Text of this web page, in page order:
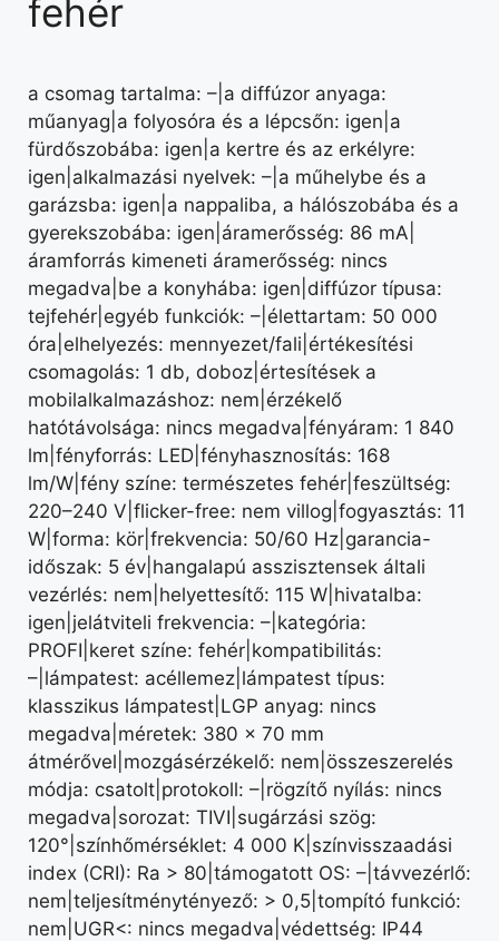
fehér
a csomag tartalma: –|a diffúzor anyaga:
műanyag|a folyosóra és a lépcsőn: igen|a
fürdőszobába: igen|a kertre és az erkélyre:
igen|alkalmazási nyelvek: –|a műhelybe és a
garázsba: igen|a nappaliba, a hálószobába és a
gyerekszobába: igen|áramerősség: 86 mA|
áramforrás kimeneti áramerősség: nincs
megadva|be a konyhába: igen|diffúzor típusa:
tejfehér|egyéb funkciók: –|élettartam: 50 000
óra|elhelyezés: mennyezet/fali|értékesítési
csomagolás: 1 db, doboz|értesítések a
mobilalkalmazáshoz: nem|érzékelő
hatótávolsága: nincs megadva|fényáram: 1 840
lm|fényforrás: LED|fényhasznosítás: 168
lm/W|fény színe: természetes fehér|feszültség:
220–240 V|flicker-free: nem villog|fogyasztás: 11
W|forma: kör|frekvencia: 50/60 Hz|garancia-
időszak: 5 év|hangalapú asszisztensek általi
vezérlés: nem|helyettesítő: 115 W|hivatalba:
igen|jelátviteli frekvencia: –|kategória:
PROFI|keret színe: fehér|kompatibilitás:
–|lámpatest: acéllemez|lámpatest típus:
klasszikus lámpatest|LGP anyag: nincs
megadva|méretek: 380 × 70 mm
átmérővel|mozgásérzékelő: nem|összeszerelés
módja: csatolt|protokoll: –|rögzítő nyílás: nincs
megadva|sorozat: TIVI|sugárzási szög:
120°|színhőmérséklet: 4 000 K|színvisszaadási
index (CRI): Ra > 80|támogatott OS: –|távvezérlő:
nem|teljesítménytényező: > 0,5|tompító funkció:
nem|UGR<: nincs megadva|védettség: IP44